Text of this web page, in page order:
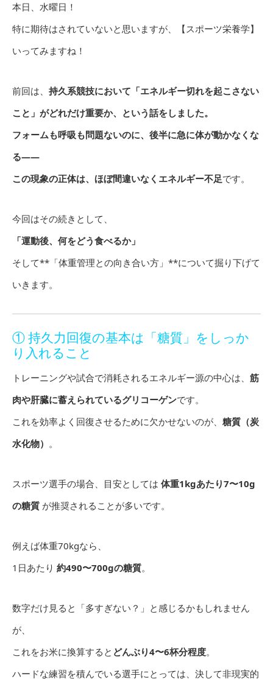
本日、水曜日！
特に期待はされていないと思いますが、【スポーツ栄養学】
いってみますね！
前回は、 持久系競技において「エネルギー切れを起こさない
こと」がどれだけ重要か、という話をしました。
フォームも呼吸も問題ないのに、後半に急に体が動かなくな
る——
この現象の正体は、ほぼ間違いなくエネルギー不足です。
今回はその続きとして、
「運動後、何をどう食べるか」
そして**「体重管理との向き合い方」**について掘り下げて
いきます。
① 持久力回復の基本は「糖質」をしっか
り入れること
トレーニングや試合で消耗されるエネルギー源の中心は、 筋
肉や肝臓に蓄えられているグリコーゲンです。
これを効率よく回復させるために欠かせないのが、 糖質（炭
水化物） 。
スポーツ選手の場合、目安としては 体重1kgあたり7〜10g
の糖質 が推奨されることが多いです。
例えば体重70kgなら、
1日あたり 約490〜700gの糖質。
数字だけ見ると「多すぎない？」と感じるかもしれません
が、
これをお米に換算すると どんぶり4〜6杯分程度。
ハードな練習を積んでいる選手にとっては、決して非現実的